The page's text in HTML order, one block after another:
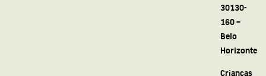
30130-
160 –
Belo
Horizonte
Crianças